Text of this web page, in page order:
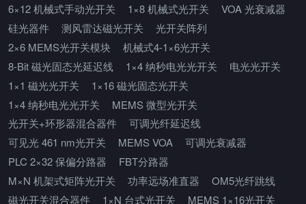
6×12 机械式手动光开关
1×8 机械式光开关
VOA 光衰减器
硅光器件
测风雷达磁光开关
光开关阵列
2×6 MEMS光开关模块
机械式4-1×6光开关
8-Bit 磁光固态光延迟线
1×4 纳秒电光光开关
电光光开关
1×1 磁光光开关
1×16 磁光固态光开关
1×4 纳秒电光光开关
MEMS 微型光开关
光开关+环形器混合器件
可调光纤延迟线
可见光 461 nm光开关
MEMS VOA
可调光衰减器
PLC 2×32 保偏分路器
FBT分路器
M×N 机架式矩阵光开关
功率远场准直器
OM5光纤跳线
磁光开关混合器件
1×N 台式光开关 MEMS 1×16光开关